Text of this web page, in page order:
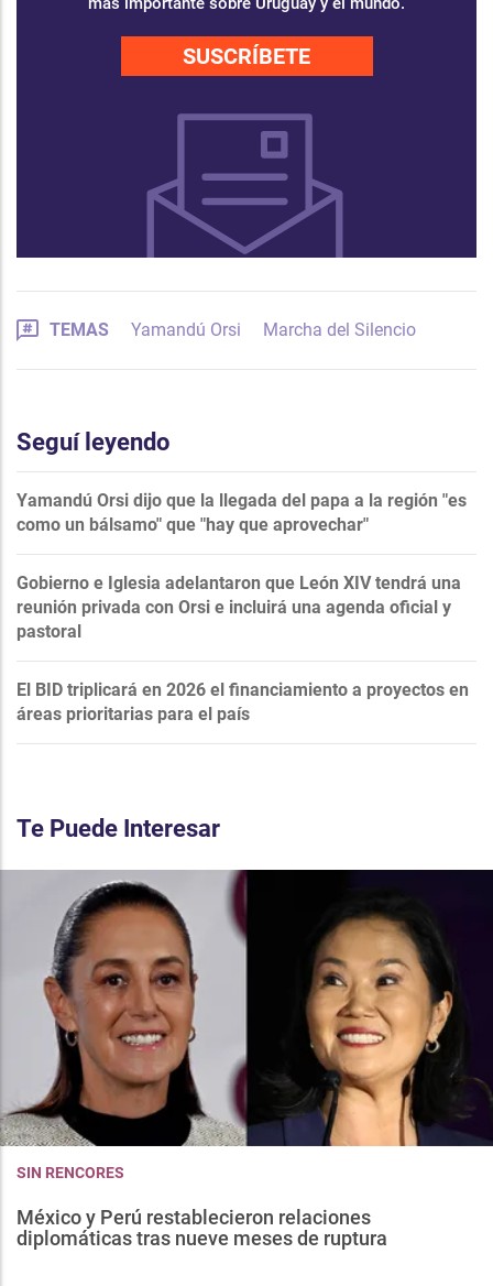
SUSCRÍBETE
TEMAS Yamandú Orsi Marcha del Silencio
Seguí leyendo
Yamandú Orsi dijo que la llegada del papa a la región "es
como un bálsamo" que "hay que aprovechar"
Gobierno e Iglesia adelantaron que León XIV tendrá una
reunión privada con Orsi e incluirá una agenda oficial y
pastoral
El BID triplicará en 2026 el financiamiento a proyectos en
áreas prioritarias para el país
Te Puede Interesar
SIN RENCORES
México y Perú restablecieron relaciones
diplomáticas tras nueve meses de ruptura